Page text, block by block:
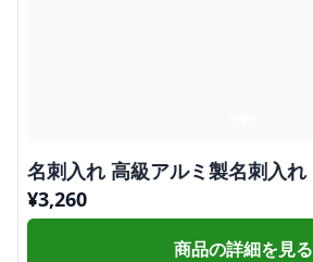
名刺入れ 高級アルミ製名刺入れ
¥3,260
商品の詳細を見る